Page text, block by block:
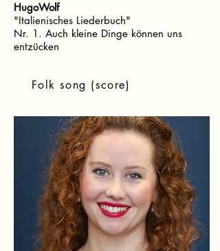
HugoWolf
"Italienisches Liederbuch"
Nr. 1. Auch kleine Dinge können uns
entzücken
Folk song (score)